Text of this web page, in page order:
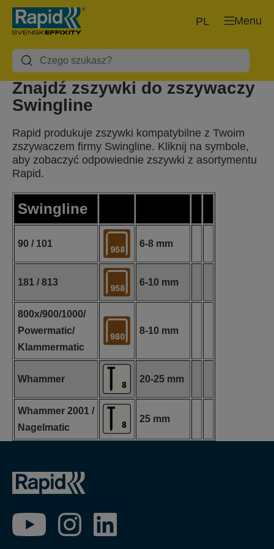
Menu
PL
Znajdź zszywki do zszywaczy
Swingline
Rapid produkuje zszywki kompatybilne z Twoim
zszywaczem firmy Swingline. Kliknij na symbole,
aby zobaczyć odpowiednie zszywki z asortymentu
Rapid.
Swingline
90 / 101 6-8 mm
181 / 813 6-10 mm
800x/900/1000/
Powermatic/
Klammermatic
8-10 mm
Whammer 20-25 mm
Whammer 2001 /
Nagelmatic
25 mm